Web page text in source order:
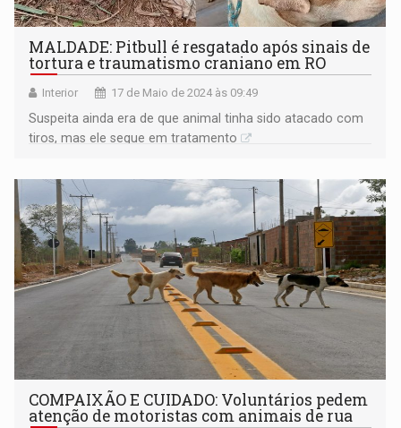
MALDADE: Pitbull é resgatado após sinais de
tortura e traumatismo craniano em RO
Interior 17 de Maio de 2024 às 09:49
Suspeita ainda era de que animal tinha sido atacado com
tiros, mas ele segue em tratamento
COMPAIXÃO E CUIDADO: Voluntários pedem
atenção de motoristas com animais de rua